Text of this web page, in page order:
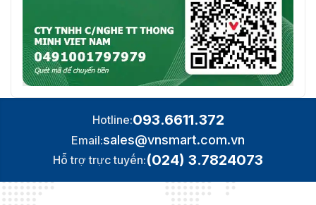
Hotline:093.6611.372
Email:sales@vnsmart.com.vn
Hỗ trợ trực tuyến:(024) 3.7824073